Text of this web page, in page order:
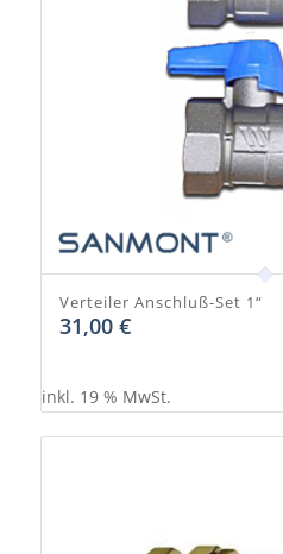
Verteiler Anschluß-Set 1“
31,00 €
inkl. 19 % MwSt.